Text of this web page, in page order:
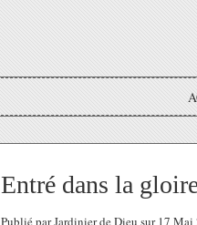
Entré dans la
Publié par Jardinier de Dieu sur 17